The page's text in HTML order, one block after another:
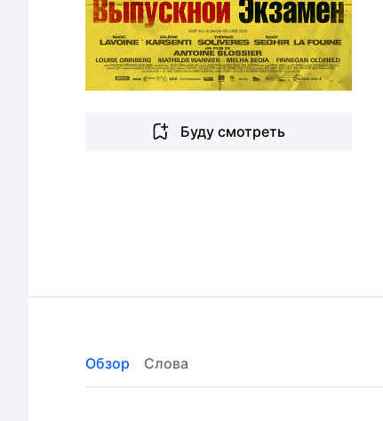
Буду смотреть
Обзор Слова